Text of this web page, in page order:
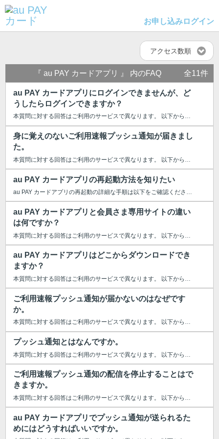
お申し込みログイン
アクセス数順
『 au PAY カードアプリ 』 内のFAQ 全11件
au PAY カードアプリにログインできませんが、ど
うしたらログインできますか？
本質問に対する回答はご利用のサービスで異なります。 以下からご利用のサービ...
身に覚えのないご利用速報プッシュ通知が届きまし
た。
本質問に対する回答はご利用のサービスで異なります。 以下からご利用のサー...
au PAY カードアプリの再起動方法を知りたい
au PAY カードアプリの再起動の詳細な手順は以下をご確認ください。 ...
au PAY カードアプリと会員さま専用サイトの違い
は何ですか？
au PAY カードアプリはどこからダウンロードでき
ますか？
本質問に対する回答はご利用のサービスで異なります。 以下からご利用のサービ...
ご利用速報プッシュ通知が届かないのはなぜです
か。
本質問に対する回答はご利用のサービスで異なります。 以下からご利用のサー...
プッシュ通知とはなんですか。
ご利用速報プッシュ通知の配信を停止することはで
きますか。
本質問に対する回答はご利用のサービスで異なります。 以下からご利用のサー...
au PAY カードアプリでプッシュ通知が送られるた
めにはどうすればいいですか。